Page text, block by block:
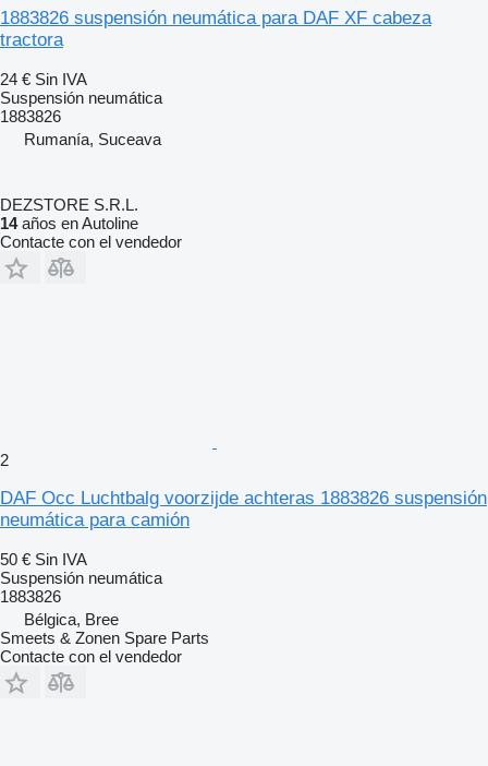
1883826 suspensión neumática para DAF XF cabeza
tractora
24 € Sin IVA
Suspensión neumática
1883826
Rumanía, Suceava
DEZSTORE S.R.L.
14años en Autoline
Contacte con el vendedor
2
DAF Occ Luchtbalg voorzijde achteras 1883826 suspensión
neumática para camión
50 € Sin IVA
Suspensión neumática
1883826
Bélgica, Bree
Smeets & Zonen Spare Parts
Contacte con el vendedor